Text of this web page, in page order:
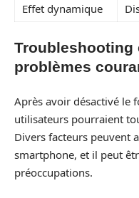
Effet dynamique
Troubleshooting
problèmes
Après avoir désactivé le
utilisateurs pourraient
Divers facteurs peuvent
smartphone, et il peut
préoccupations.